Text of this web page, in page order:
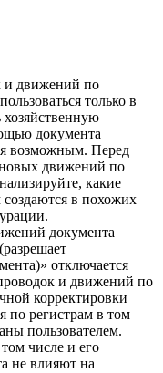
и движений по
только в
хозяйственную
документа
возможным. Перед
движений по
какие
в похожих
документа
отключается
и движений по
корректировки
по регистрам в том
пользователем.
числе и его
не влияют на